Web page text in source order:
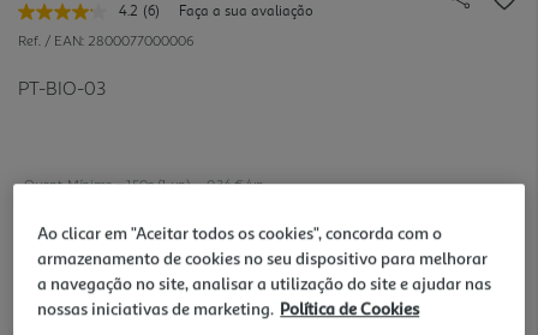
4.2 Leu
6
(6)
Faça a sua avaliação
Ref. / EAN: 2800077000006
PT-BIO-03
Quant. Mínima = 150g (1 un) 0.34 €/un
2,29 €
Ao clicar em "Aceitar todos os cookies", concorda com o
armazenamento de cookies no seu dispositivo para melhorar
a navegação no site, analisar a utilização do site e ajudar nas
nossas iniciativas de marketing. Política de Cookies